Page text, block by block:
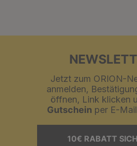
Jetzt zum ORION-
anmelden,
öffnen, Link klicken
Gutschein per E-
10€ RABATT